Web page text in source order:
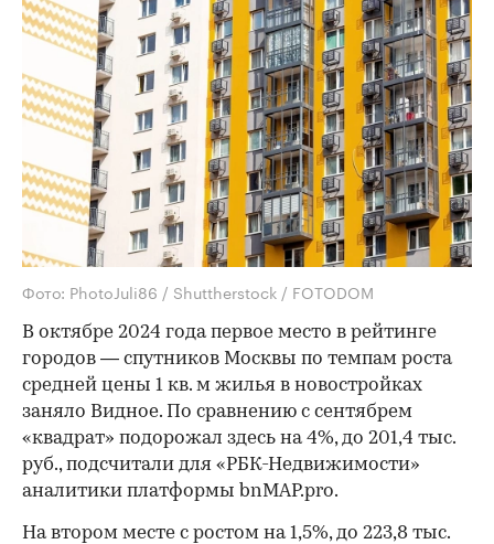
Фото: PhotoJuli86 / Shuttherstock / FOTODOM
В октябре 2024 года первое место в рейтинге
городов — спутников Москвы по темпам роста
средней цены 1 кв. м жилья в новостройках
заняло Видное. По сравнению с сентябрем
«квадрат» подорожал здесь на 4%, до 201,4 тыс.
руб., подсчитали для «РБК-Недвижимости»
аналитики платформы bnMAP.pro.
На втором месте с ростом на 1,5%, до 223,8 тыс.